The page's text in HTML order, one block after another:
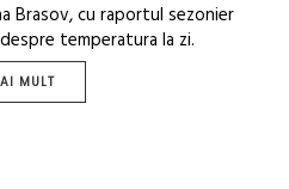
Brasov, cu raportul sezonier
temperatura la zi.
MULT